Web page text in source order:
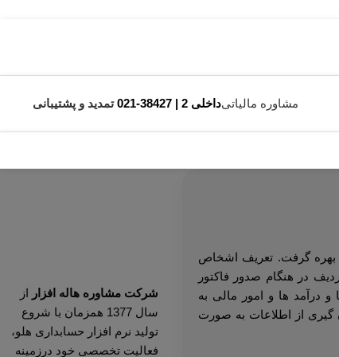
مشاوره مالیاتیداخلی 2 | 38427-021 تمدید و پشتیبانی
بهره گرفت. تعریف اشخاص
در هنگام صدور فاکتور
درآمد ها و امور مالی به
گیری از اطلاعات به صورت
شرکت مشاوره هاله افزار از
سال 1377 همزمان با شروع
تولید نرم افزار حسابداری هلو،
فعالیت تخصصی خود درزمینه